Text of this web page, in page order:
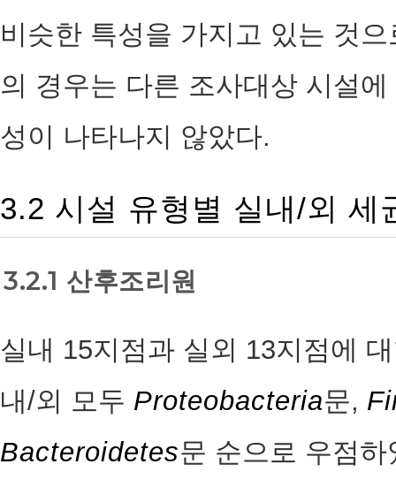
비슷한 특성을 가지고 있는 것
의 경우는 다른 조사대상 시설
성이 나타나지 않았다.
3.2 시설 유형별 실내/외 세
3.2.1 산후조리원
실내 15지점과 실외 13지점에
내/외 모두 Proteobacteria문,
Bacteroidetes문 순으로 우점